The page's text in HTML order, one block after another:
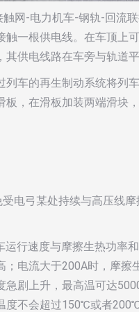
网-电力机车-钢轨-回流
一根供电线。在车顶上
供电线路在车旁与轨道
车的再生制动系统将列
，在滑板加装两端滑块
电弓某处持续与高压线
行速度与摩擦生热功率
电流大于200A时，摩
剧上升，最高温可达
不会超过150℃或者